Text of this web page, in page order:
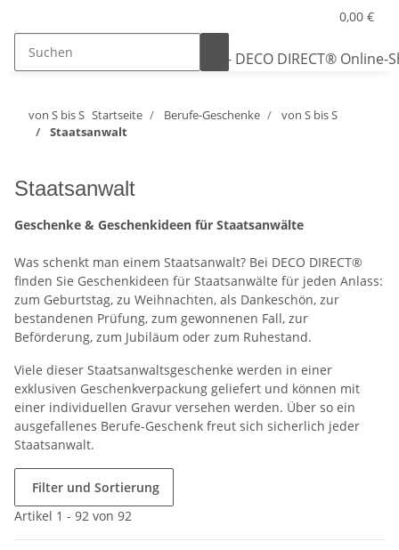
0,00 €
von S bis S Startseite Berufe-Geschenke
von S bis S
Staatsanwalt
Staatsanwalt
Geschenke & Geschenkideen für Staatsanwälte
Was schenkt man einem Staatsanwalt? Bei DECO DIRECT®
finden Sie Geschenkideen für Staatsanwälte für jeden Anlass:
zum Geburtstag, zu Weihnachten, als Dankeschön, zur
bestandenen Prüfung, zum gewonnenen Fall, zur
Beförderung, zum Jubiläum oder zum Ruhestand.
Viele dieser Staatsanwaltsgeschenke werden in einer
exklusiven Geschenkverpackung geliefert und können mit
einer individuellen Gravur versehen werden. Über so ein
ausgefallenes Berufe-Geschenk freut sich sicherlich jeder
Staatsanwalt.
Filter und Sortierung
Artikel 1 - 92 von 92